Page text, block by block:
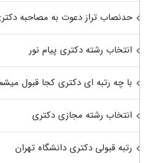
حدنصاب تراز دعوت به مصاحبه
انتخاب رشته دکتری پیام نور
با چه رتبه ای دکتری کجا قبول
انتخاب رشته مجازی دکتری
رتبه قبولی دکتری دانشگاه تهران